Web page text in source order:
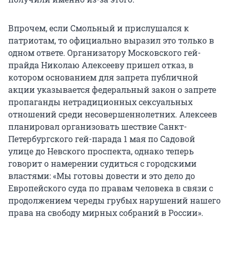
Впрочем, если Смольный и прислушался к
патриотам, то официально выразил это только в
одном ответе. Организатору Московского гей-
прайда Николаю Алексееву пришел отказ, в
котором основанием для запрета публичной
акции указывается федеральный закон о запрете
пропаганды нетрадиционных сексуальных
отношений среди несовершеннолетних. Алексеев
планировал организовать шествие Санкт-
Петербургского гей-парада 1 мая по Садовой
улице до Невского проспекта, однако теперь
говорит о намерении судиться с городскими
властями: «Мы готовы довести и это дело до
Европейского суда по правам человека в связи с
продолжением череды грубых нарушений нашего
права на свободу мирных собраний в России».